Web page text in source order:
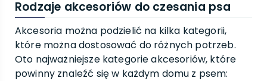
Rodzaje akcesoriów do czesania psa
Akcesoria można podzielić na kilka kategorii,
które można dostosować do różnych potrzeb.
Oto najważniejsze kategorie akcesoriów, które
powinny znaleźć się w każdym domu z psem: